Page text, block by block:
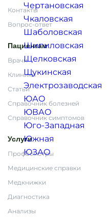
Чертановская
Чкаловская
Шаболовская
Шипиловская
Щелковская
Щукинская
Электрозаводская
ЮАО
ЮВАО
Юго-Западная
Южная
ЮЗАО
Контакты
Вопрос-ответ
Пациентам
Врачи
Клиники
Статьи
Справочник болезней
Справочник симптомов
Услуги
Профосмотры
Медицинские справки
Медкнижки
Диагностика
Анализы